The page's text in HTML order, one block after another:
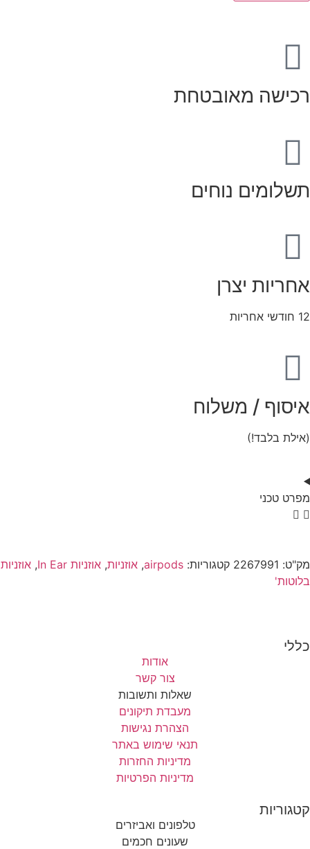
רכישה מאובטחת
תשלומים נוחים
אחריות יצרן
12 חודשי אחריות
איסוף / משלוח
(אילת בלבד!)
מפרט טכני
מק"ט: 2267991 קטגוריות: airpods
, אוזניות, אוזניות In Ear , אוזניות
בלוטות'
כללי
אודות
צור קשר
שאלות ותשובות
מעבדת תיקונים
הצהרת נגישות
תנאי שימוש באתר
מדיניות החזרות
מדיניות הפרטיות
קטגוריות
טלפונים ואביזרים
שעונים חכמים